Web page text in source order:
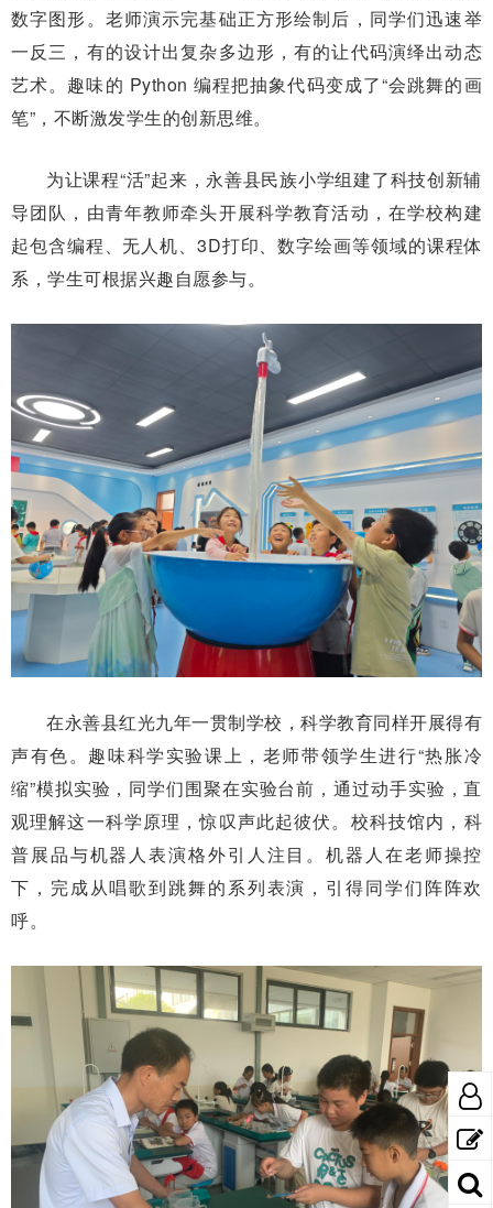
数字图形。老师演示完基础正方形绘制后，同学们迅速举
一反三，有的设计出复杂多边形，有的让代码演绎出动态
艺术。趣味的 Python 编程把抽象代码变成了“会跳舞的画
笔”，不断激发学生的创新思维。
为让课程“活”起来，永善县民族小学组建了科技创新辅
导团队，由青年教师牵头开展科学教育活动，在学校构建
起包含编程、无人机、3D打印、数字绘画等领域的课程体
系，学生可根据兴趣自愿参与。
在永善县红光九年一贯制学校，科学教育同样开展得有
声有色。趣味科学实验课上，老师带领学生进行“热胀冷
缩”模拟实验，同学们围聚在实验台前，通过动手实验，直
观理解这一科学原理，惊叹声此起彼伏。校科技馆内，科
普展品与机器人表演格外引人注目。机器人在老师操控
下，完成从唱歌到跳舞的系列表演，引得同学们阵阵欢
呼。